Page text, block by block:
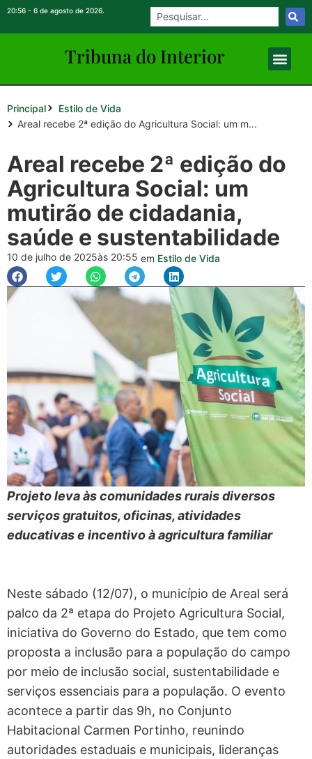
20:56 - 6 de agosto de 2026.
Tribuna do Interior
Principal
Estilo de Vida
Areal recebe 2ª edição do Agricultura Social: um m...
Areal recebe 2ª edição do
Agricultura Social: um
mutirão de cidadania,
saúde e sustentabilidade
10 de julho de 2025às 20:55 em Estilo de Vida
Projeto leva às comunidades rurais diversos
serviços gratuitos, oficinas, atividades
educativas e incentivo à agricultura familiar
Neste sábado (12/07), o município de Areal será
palco da 2ª etapa do Projeto Agricultura Social,
iniciativa do Governo do Estado, que tem como
proposta a inclusão para a população do campo
por meio de inclusão social, sustentabilidade e
serviços essenciais para a população. O evento
acontece a partir das 9h, no Conjunto
Habitacional Carmen Portinho, reunindo
autoridades estaduais e municipais, lideranças